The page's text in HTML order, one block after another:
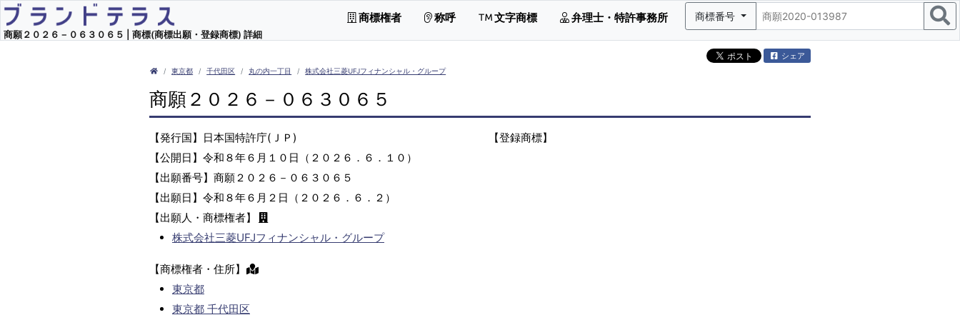
商願２０２６－０６３０６５ | 商標(商標出願・登録商標) 詳細
商標権者 称呼 文字商標 弁理士・特許事務所 商標番号
シェア
東京都 千代田区 丸の内一丁目 株式会社三菱UFJフィナンシャル・グループ
商願２０２６－０６３０６５
【発行国】日本国特許庁(ＪＰ)
【公開日】令和８年６月１０日（２０２６．６．１０）
【出願番号】商願２０２６－０６３０６５
【出願日】令和８年６月２日（２０２６．６．２）
【出願人・商標権者】
株式会社三菱UFJフィナンシャル・グループ
【商標権者・住所】
東京都
東京都 千代田区
【登録商標】